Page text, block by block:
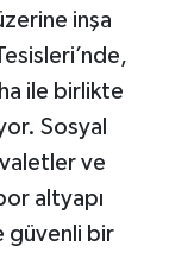
inşa
ile birlikte
Sosyal
ve
altyapı
güvenli bir